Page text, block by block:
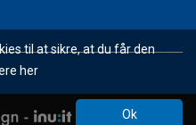
til at sikre, at du får den
her
Ok